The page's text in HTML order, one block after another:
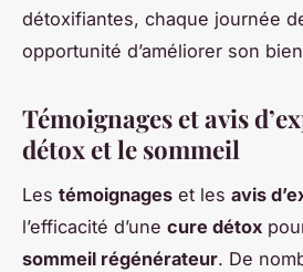
détoxifiantes, chaque journée
opportunité d’améliorer son
Témoignages et avis
détox et le sommeil
Les témoignages et les avis
l’efficacité d’une cure détox
sommeil régénérateur. De